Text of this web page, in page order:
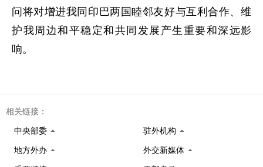
问将对增进我同印巴两国睦邻友好与互利合作、维
护我周边和平稳定和共同发展产生重要和深远影
响。
相关链接：
中央部委 驻外机构
地方外办 外交新媒体